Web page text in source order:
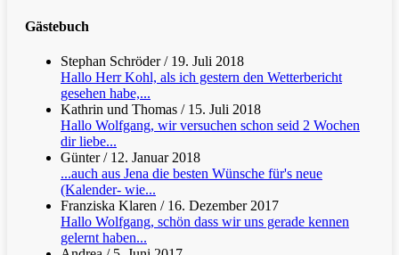
Gästebuch
Stephan Schröder/ 19. Juli 2018
Hallo Herr Kohl, als ich gestern den Wetterbericht
gesehen habe,...
Kathrin und Thomas / 15. Juli 2018
Hallo Wolfgang, wir versuchen schon seid 2 Wochen
dir liebe...
Günter/ 12. Januar 2018
...auch aus Jena die besten Wünsche für's neue
(Kalender- wie...
Franziska Klaren / 16. Dezember 2017
Hallo Wolfgang, schön dass wir uns gerade kennen
gelernt haben...